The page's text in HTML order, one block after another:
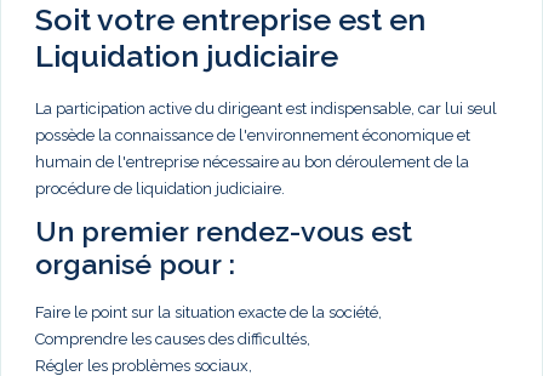
Soit votre entreprise est en
Liquidation judiciaire
La participation active du dirigeant est indispensable, car lui seul
possède la connaissance de l'environnement économique et
humain de l'entreprise nécessaire au bon déroulement de la
procédure de liquidation judiciaire.
Un premier rendez-vous est
organisé pour :
Faire le point sur la situation exacte de la société,
Comprendre les causes des difficultés,
Régler les problèmes sociaux,